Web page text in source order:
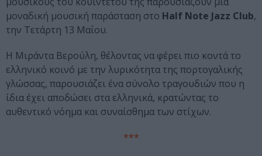
μοναδική μουσική παράσταση στο Half Note Jazz Club,
την Τετάρτη 13 Μαΐου.
Η Μιράντα Βερούλη, θέλοντας να φέρει πιο κοντά το
ελληνικό κοινό με την λυρικότητα της πορτογαλικής
γλώσσας, παρουσιάζει ένα σύνολο τραγουδιών που η
ίδια έχει αποδώσει στα ελληνικά, κρατώντας το
αυθεντικό νόημα και συναίσθημα των στίχων.
***